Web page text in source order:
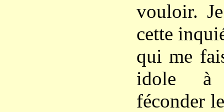
vouloir.
cette
qui me
idole à
féconder